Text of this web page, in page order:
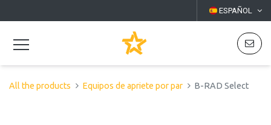
ESPAÑOL
All the products Equipos de apriete por par B-RAD Select